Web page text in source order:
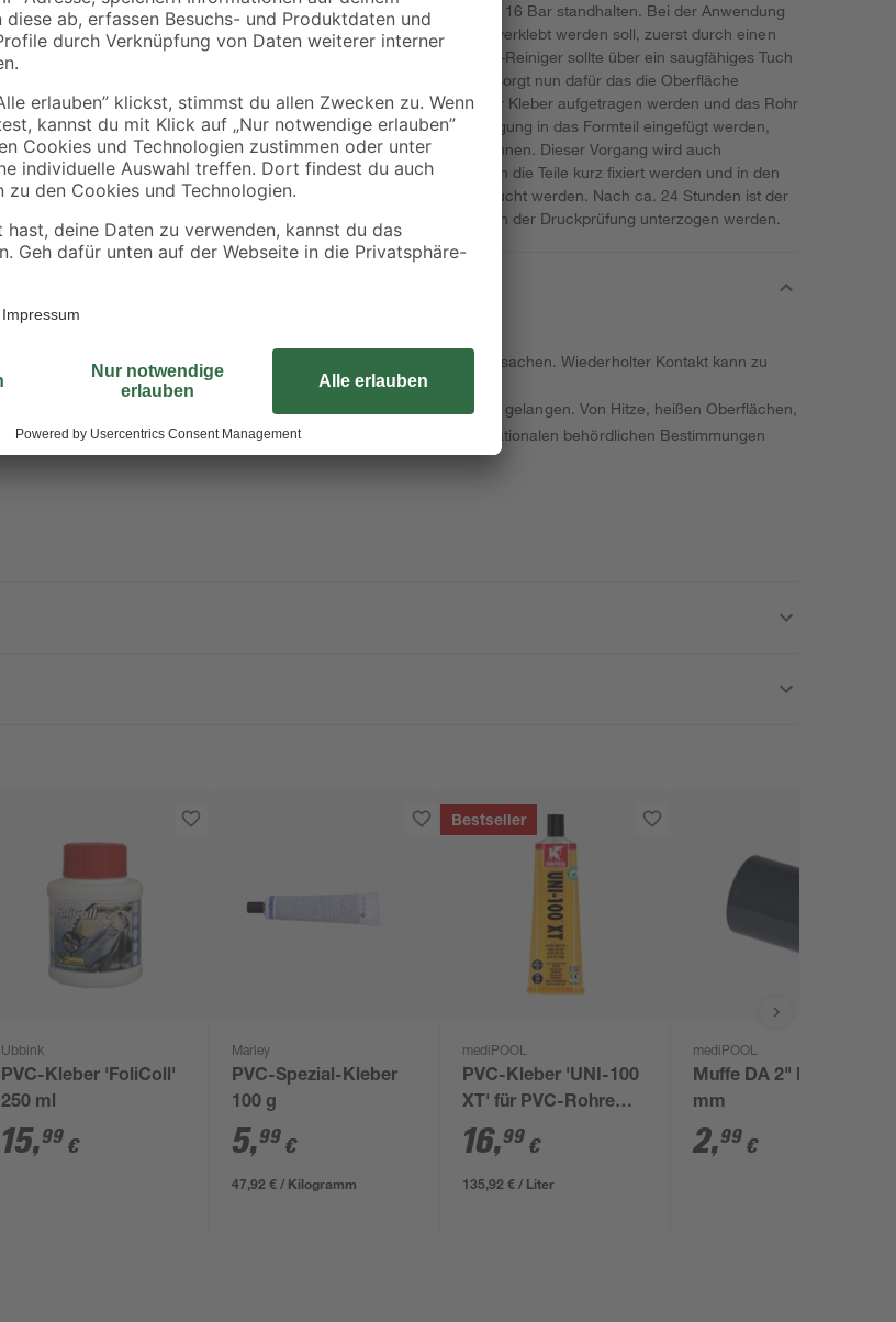
Der Kleber kann einem Betriebsdruck von bis zu 16 Bar standhalten. Bei der Anwendung
sollte beachtet werden, dass die Stelle, welche verklebt werden soll, zuerst durch einen
PVC-Reiniger behandelt werden muss. Der PVC-Reiniger sollte über ein saugfähiges Tuch
aufgetragen werden, eine chemische Reaktion sorgt nun dafür das die Oberfläche
angeraut wird. Nach dem Reinigen kann nun der Kleber aufgetragen werden und das Rohr
sollte im Anschluss mit einer leichten Drehbewegung in das Formteil eingefügt werden,
sodass keine Luftblasen im Kleber entstehen können. Dieser Vorgang wird auch
kaltschweißen genannt. Nach dem Kleben sollten die Teile kurz fixiert werden und in den
folgenden 5 Minuten nicht mechanisch beansprucht werden. Nach ca. 24 Stunden ist der
Kleber komplett ausgehärtet und kann dann auch der Druckprüfung unterzogen werden.
schwere Augenreizung. Kann Schläfrigkeit und Benommenheit verursachen. Wiederholter Kontakt kann zu
bereithalten. Darf nicht in die Hände von Kindern gelangen. Von Hitze, heißen Oberflächen,
Nicht rauchen. Kühl halten. Inhalt/Behälter der Entsorgung gemäß nationalen behördlichen Bestimmungen
Ubbink
PVC-Kleber 'FoliColl'
250 ml
15,99 €
Marley
PVC-Spezial-Kleber
100 g
5,99 €
47,92 € / Kilogramm
Bestseller
mediPOOL
PVC-Kleber 'UNI-100
XT' für PVC-Rohre
125 ml
16,99 €
135,92 € / Liter
mediPOOL
Muffe DA 2" PVC Ø 50
mm
2,99 €